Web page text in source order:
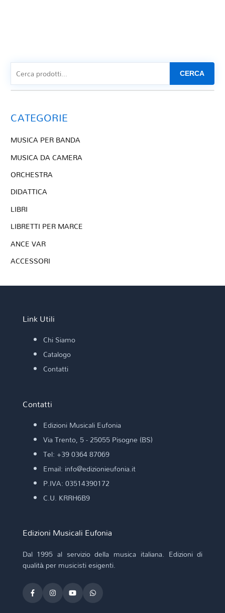
CERCA
CATEGORIE
MUSICA PER BANDA
MUSICA DA CAMERA
ORCHESTRA
DIDATTICA
LIBRI
LIBRETTI PER MARCE
ANCE VAR
ACCESSORI
Link Utili
Chi Siamo
Catalogo
Contatti
Contatti
Edizioni Musicali Eufonia
Via Trento, 5 - 25055 Pisogne (BS)
Tel: +39 0364 87069
Email: info@edizionieufonia.it
P.IVA: 03514390172
C.U. KRRH6B9
Edizioni Musicali Eufonia
Dal 1995 al servizio della musica italiana. Edizioni di
qualità per musicisti esigenti.